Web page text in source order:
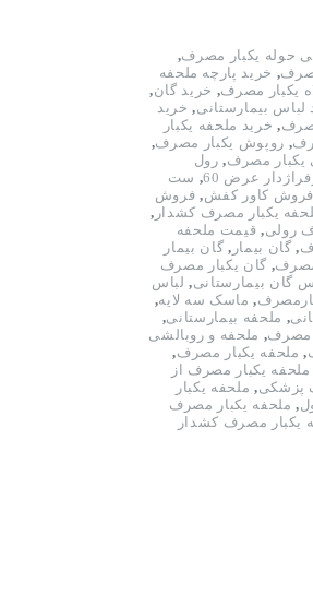
حوله یکبار مصرف,
, خرید پارچه ملحفه
یکبار مصرف, خرید گان,
لباس بیمارستانی, خرید
, خرید ملحفه یکبار
, روپوش یکبار مصرف,
یکبار مصرف, رول
عرض 60 , ست
فروش کاور کفش, فروش
یکبار مصرف کشدار ,
رولی, قیمت ملحفه
, گان بیمار , گان بیمار
مصرف, گان یکبار مصرف
گان بیمارستانی, لباس
, ماسک سه لایه,
, ملحفه بیمارستانی,
مصرف, ملحفه و روبالشی
, ملحفه یکبار مصرف,
ملحفه یکبار مصرف از
پزشکی, ملحفه یکبار
, ملحفه یکبار مصرف
یکبار مصرف کشدار